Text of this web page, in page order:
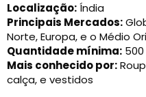
Localização:Índia
Principais Mercados:
Norte, Europa, e o Médio
Quantidade mínima:
Mais conhecido por:
calça, e vestidos